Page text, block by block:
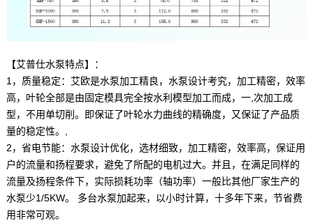
【艾普仕水泵特点】：
1，质量稳定：艾欧是水泵加工精良，水泵设计考究，加工精密，效率
高，叶轮全部是由固定模具完全按水利模型加工而成，一,次加工成
型，不用单切削。即保证了叶轮水力曲线的精确度，又保证了产品质
量的稳定性。,
2，省电节能：水泵设计优化，选材细致，加工精密，效率高，保证用
户的流量和扬程要求，避免了所配的电机过大。并且，在满足同样的
流量及扬程条件下，实际损耗功率（轴功率）一般比其他厂家生产的
水泵少1/5KW。 多台水泵加起来，以小时计算，十多年下来，节省费
用非常可观。